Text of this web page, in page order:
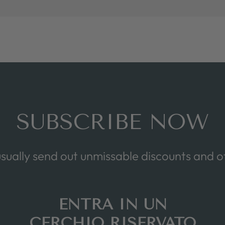
SUBSCRIBE NOW
send out unmissable discounts and
ENTRA IN UN